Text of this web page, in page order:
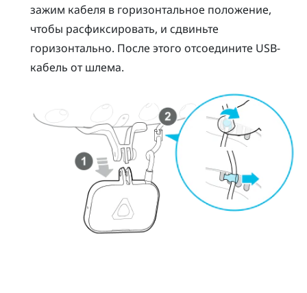
зажим кабеля в горизонтальное положение,
чтобы расфиксировать, и сдвиньте
горизонтально. После этого отсоедините USB-
кабель от шлема.